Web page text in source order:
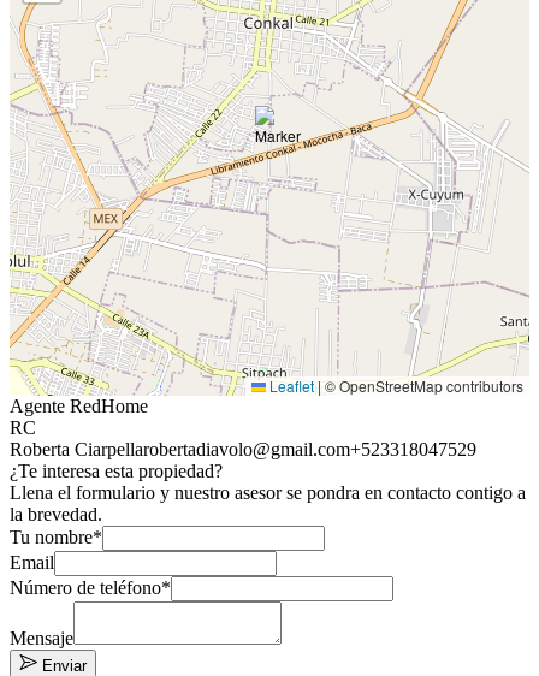
Leaflet|© OpenStreetMap contributors
Agente RedHome
RC
Roberta Ciarpellarobertadiavolo@gmail.com+523318047529
¿Te interesa esta propiedad?
Llena el formulario y nuestro asesor se pondra en contacto contigo a
la brevedad.
Tu nombre*
Email
Número de teléfono*
Mensaje
Enviar